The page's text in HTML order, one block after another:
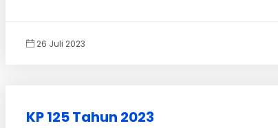
26 Juli 2023
KP 125 Tahun 2023